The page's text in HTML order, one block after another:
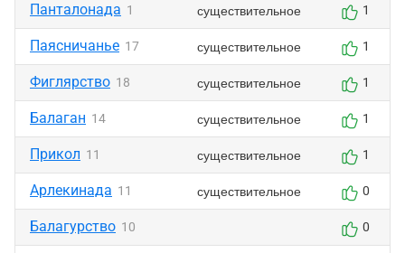
Панталонада 1 существительное 1
Паясничанье 17 существительное 1
Фиглярство 18 существительное 1
Балаган 14 существительное 1
Прикол 11 существительное 1
Арлекинада 11 существительное 0
Балагурство 10 0